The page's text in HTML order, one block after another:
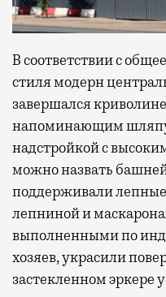
В соответствии с
стиля модерн
завершался
напоминающим
надстройкой с
можно назвать
поддерживали
лепниной и
выполненными по
хозяев, украсили
застекленном